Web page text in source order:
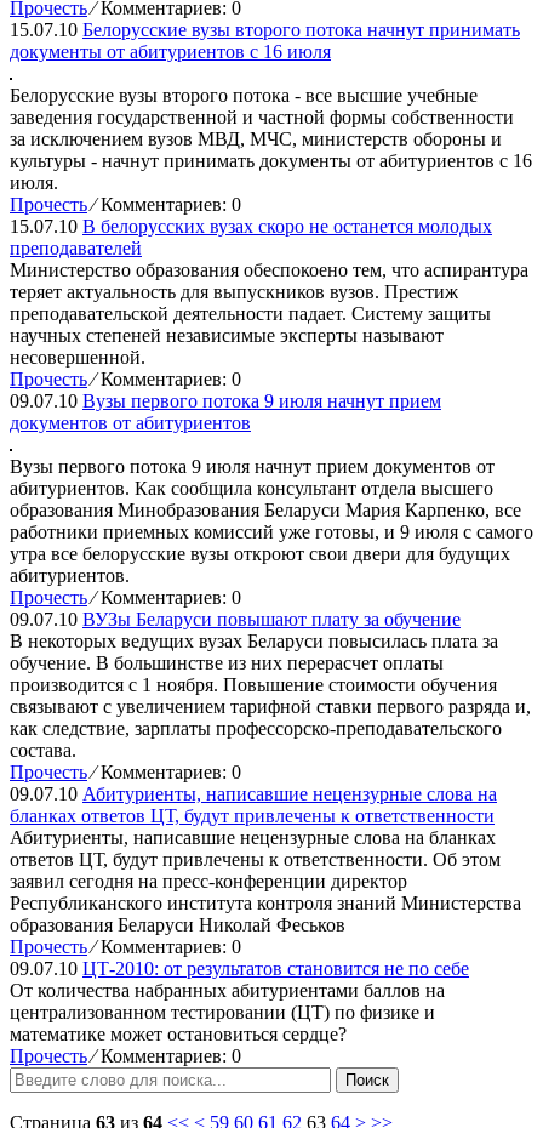
Прочесть ⁄Комментариев: 0
15.07.10 Белорусские вузы второго потока начнут принимать
документы от абитуриентов с 16 июля
Белорусские вузы второго потока - все высшие учебные
заведения государственной и частной формы собственности
за исключением вузов МВД, МЧС, министерств обороны и
культуры - начнут принимать документы от абитуриентов с 16
июля.
Прочесть ⁄Комментариев: 0
15.07.10 В белорусских вузах скоро не останется молодых
преподавателей
Министерство образования обеспокоено тем, что аспирантура
теряет актуальность для выпускников вузов. Престиж
преподавательской деятельности падает. Систему защиты
научных степеней независимые эксперты называют
несовершенной.
Прочесть ⁄Комментариев: 0
09.07.10 Вузы первого потока 9 июля начнут прием
документов от абитуриентов
Вузы первого потока 9 июля начнут прием документов от
абитуриентов. Как сообщила консультант отдела высшего
образования Минобразования Беларуси Мария Карпенко, все
работники приемных комиссий уже готовы, и 9 июля с самого
утра все белорусские вузы откроют свои двери для будущих
абитуриентов.
Прочесть ⁄Комментариев: 0
09.07.10 ВУЗы Беларуси повышают плату за обучение
В некоторых ведущих вузах Беларуси повысилась плата за
обучение. В большинстве из них перерасчет оплаты
производится с 1 ноября. Повышение стоимости обучения
связывают с увеличением тарифной ставки первого разряда и,
как следствие, зарплаты профессорско-преподавательского
состава.
Прочесть ⁄Комментариев: 0
09.07.10 Абитуриенты, написавшие нецензурные слова на
бланках ответов ЦТ, будут привлечены к ответственности
Абитуриенты, написавшие нецензурные слова на бланках
ответов ЦТ, будут привлечены к ответственности. Об этом
заявил сегодня на пресс-конференции директор
Республиканского института контроля знаний Министерства
образования Беларуси Николай Феськов
Прочесть ⁄Комментариев: 0
09.07.10 ЦТ-2010: от результатов становится не по себе
От количества набранных абитуриентами баллов на
централизованном тестировании (ЦТ) по физике и
математике может остановиться сердце?
Прочесть ⁄Комментариев: 0
Поиск
Страница 63 из 64 << < 59 60 61 62 63 64 > >>